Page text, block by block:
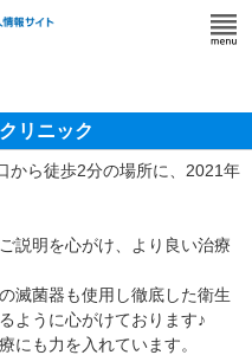
リニック
から徒歩2分の場所に、2021年
説明を心がけ、より良い治療
滅菌器も使用し徹底した衛生
ように心がけております♪
にも力を入れています。